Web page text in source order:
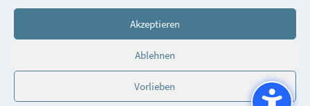
Akzeptieren
Ablehnen
Vorlieben
© 2026 Schlossparkklinik Dirmstein